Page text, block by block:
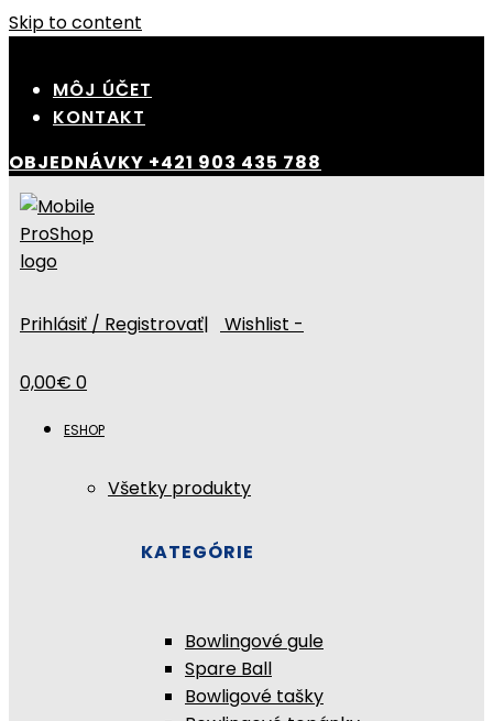
Skip to content
MÔJ ÚČET
KONTAKT
OBJEDNÁVKY +421 903 435 788
Prihlásiť / Registrovať| Wishlist -
0,00€ 0
ESHOP
Všetky produkty
KATEGÓRIE
Bowlingové gule
Spare Ball
Bowligové tašky